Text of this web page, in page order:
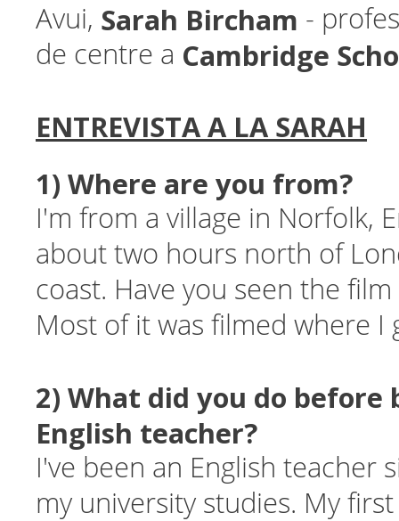
Avui, Sarah Bircham -
de centre a Cambridge
ENTREVISTA A LA SARAH
1) Where are you from?
I'm from a village in Norfolk,
about two hours north of
coast. Have you seen the film
Most of it was filmed where I
2) What did you do before
English teacher?
I've been an English teacher
my university studies. My